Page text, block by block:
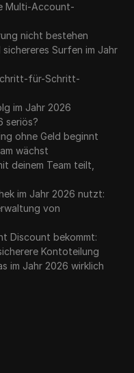
Multi-Account-
nicht bestehen
Surfen im Jahr
für-Schritt-
im Jahr 2026
seriös?
ohne Geld beginnt
wächst
deinem Team teilt,
im Jahr 2026 nutzt:
von
Discount bekommt:
Kontoteilung
im Jahr 2026 wirklich